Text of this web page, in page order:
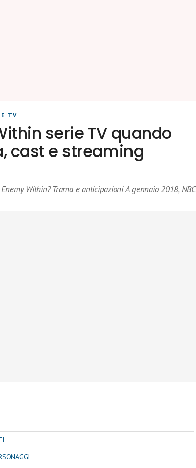
TV
serie TV quando
cast e streaming
Within? Trama e anticipazioni A gennaio 2018, NBC